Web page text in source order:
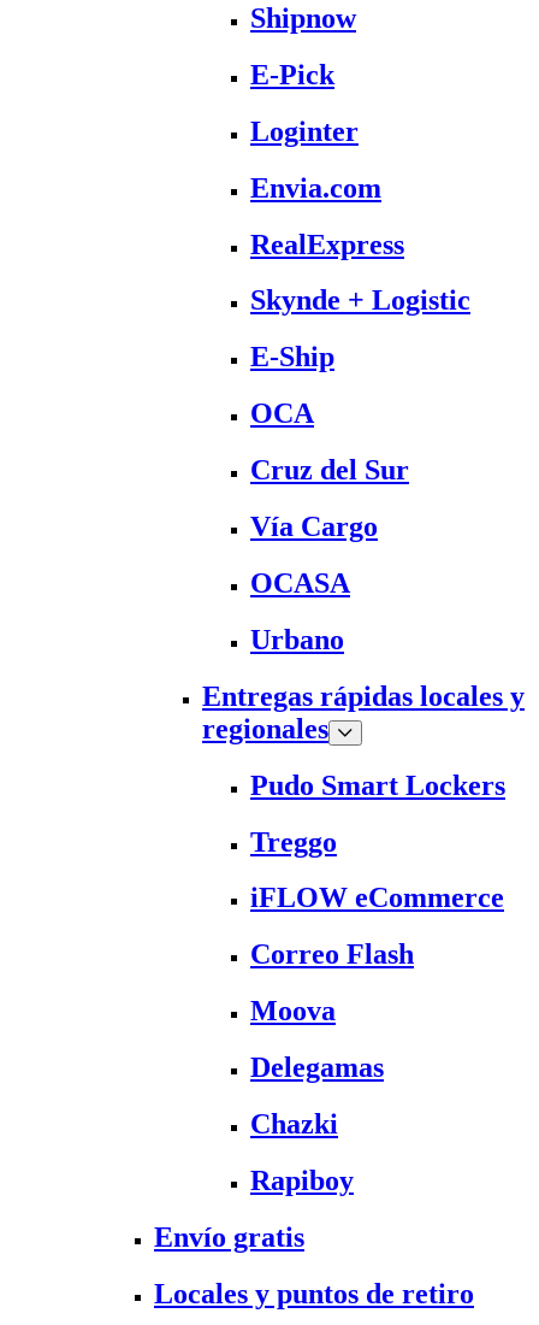
Shipnow
E-Pick
Loginter
Envia.com
RealExpress
Skynde + Logistic
E-Ship
OCA
Cruz del Sur
Vía Cargo
OCASA
Urbano
Entregas rápidas locales y
regionales
Pudo Smart Lockers
Treggo
iFLOW eCommerce
Correo Flash
Moova
Delegamas
Chazki
Rapiboy
Envío gratis
Locales y puntos de retiro